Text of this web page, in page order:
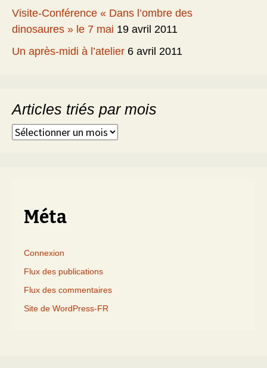
Visite-Conférence « Dans l’ombre des
dinosaures » le 7 mai 19 avril 2011
Un après-midi à l’atelier 6 avril 2011
Articles triés par mois
Articles
Méta
Connexion
Flux des publications
Flux des commentaires
Site de WordPress-FR